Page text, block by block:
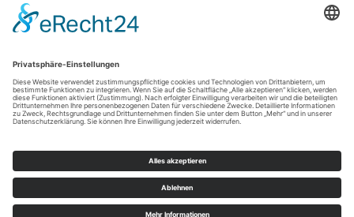
Impressum|Datenschutz|Kontakt|Partner und Netzwerke|Karriere
E: info@kwl-lippstadt.de
Cookie-Einstellungen